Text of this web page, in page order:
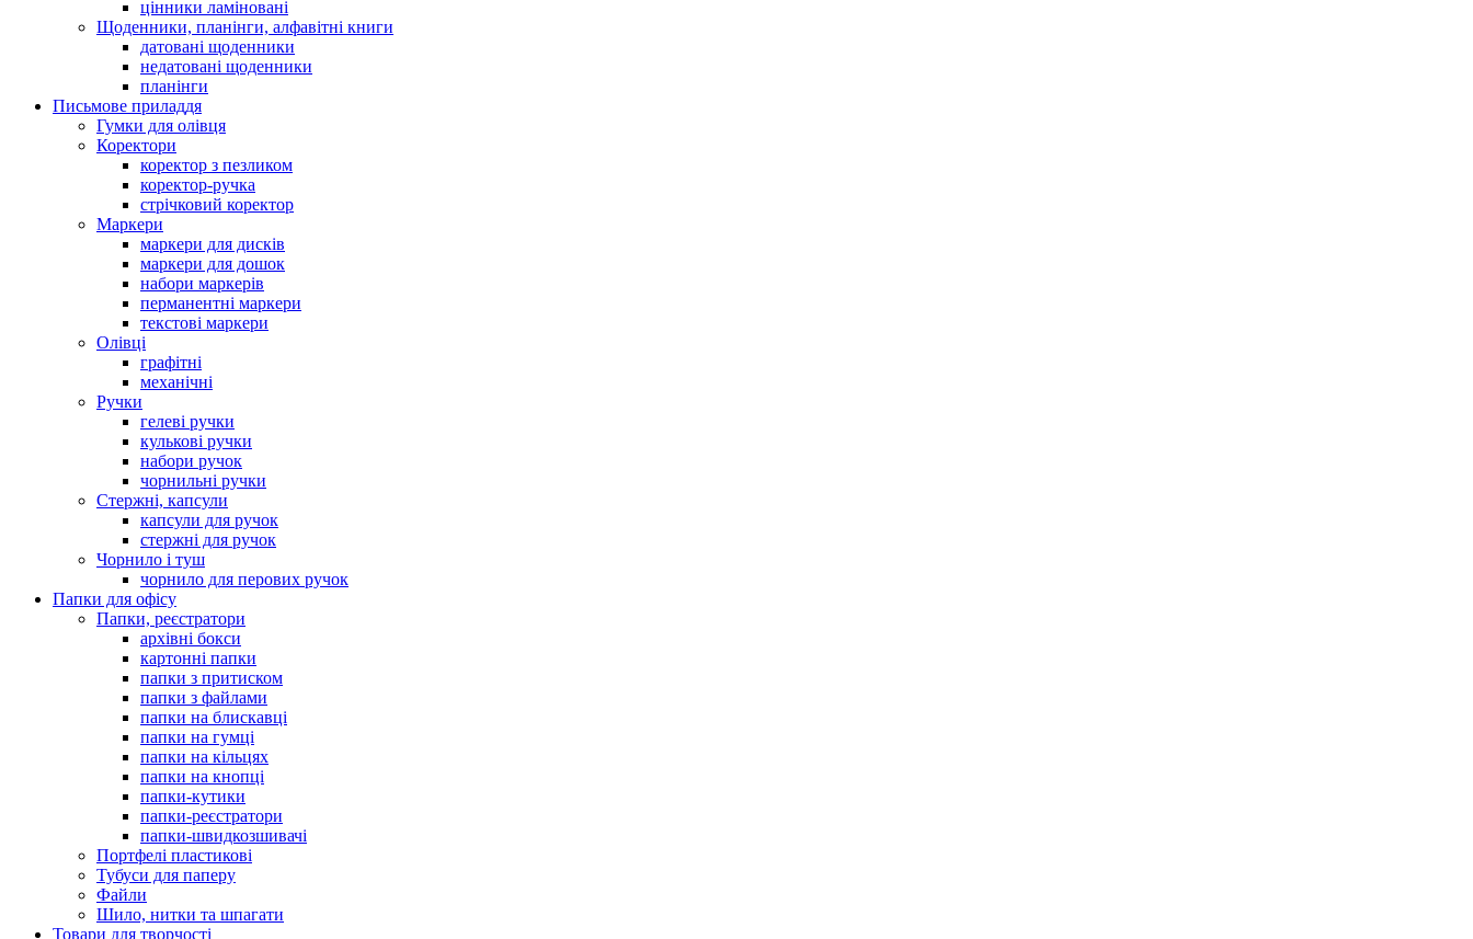
цінники ламіновані
Щоденники, планінги, алфавітні книги
датовані щоденники
недатовані щоденники
планінги
Письмове приладдя
Гумки для олівця
Коректори
коректор з пезликом
коректор-ручка
стрічковий коректор
Маркери
маркери для дисків
маркери для дошок
набори маркерів
перманентні маркери
текстові маркери
Олівці
графітні
механічні
Ручки
гелеві ручки
кулькові ручки
набори ручок
чорнильні ручки
Стержні, капсули
капсули для ручок
стержні для ручок
Чорнило і туш
чорнило для перових ручок
Папки для офісу
Папки, реєстратори
архівні бокси
картонні папки
папки з притиском
папки з файлами
папки на блискавці
папки на гумці
папки на кільцях
папки на кнопці
папки-кутики
папки-реєстратори
папки-швидкозшивачі
Портфелі пластикові
Тубуси для паперу
Файли
Шило, нитки та шпагати
Товари для творчості